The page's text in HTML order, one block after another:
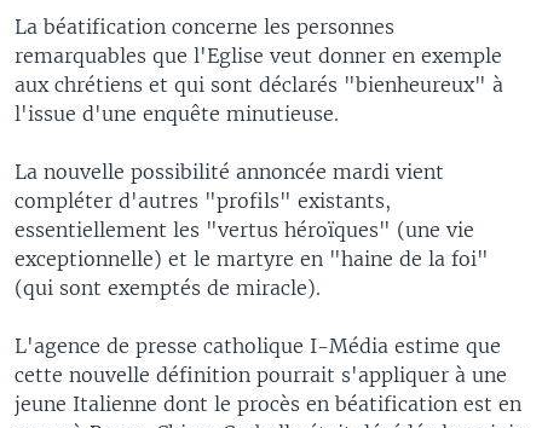
La béatification concerne les personnes
remarquables que l'Eglise veut donner en exemple
aux chrétiens et qui sont déclarés "bienheureux" à
l'issue d'une enquête minutieuse.
La nouvelle possibilité annoncée mardi vient
compléter d'autres "profils" existants,
essentiellement les "vertus héroïques" (une vie
exceptionnelle) et le martyre en "haine de la foi"
(qui sont exemptés de miracle).
L'agence de presse catholique I-Média estime que
cette nouvelle définition pourrait s'appliquer à une
jeune Italienne dont le procès en béatification est en